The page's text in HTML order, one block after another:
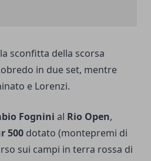
sconfitta della scorsa
in due set, mentre
e Lorenzi.
Fognini al Rio Open,
500 dotato (montepremi di
sui campi in terra rossa di